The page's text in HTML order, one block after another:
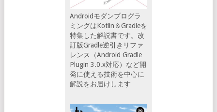
Androidモダンプログラ
ミングはKotlin＆Gradleを
特集した解説書です。改
訂版Gradle逆引きリファ
レンス（Android Gradle
Plugin 3.0.x対応）など開
発に使える技術を中心に
解説をお届けします